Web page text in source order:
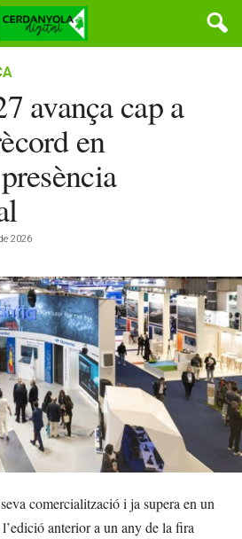
avança cap a
en
2026
comercialització i ja supera en un
anterior a un any de la fira